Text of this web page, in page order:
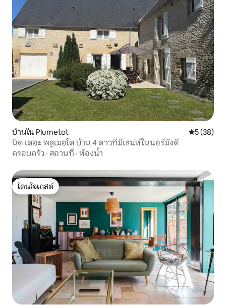
บ้านใน Plumetot คะแนนเฉลี่
5 (38)
นิด เดอะ พลูเมอโต บ้าน 4 ดาวที่มีเสน่ห์ในนอร์มังดี
ครอบครัว · สถานที่ · ห้องน้ำ
โดนใจเกสต์
โดนใจเกสต์